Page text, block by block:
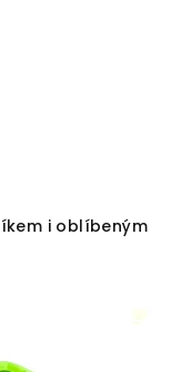
i oblíbeným